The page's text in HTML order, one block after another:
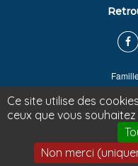
www.ruralmouv.fr
www.webdesfamilles.fr
Contact
Ce site utilise des
ceux que vous
Non merci